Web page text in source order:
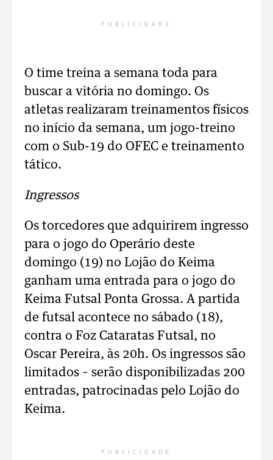
PUBLICIDADE
O time treina a semana toda para
buscar a vitória no domingo. Os
atletas realizaram treinamentos físicos
no início da semana, um jogo-treino
com o Sub-19 do OFEC e treinamento
tático.
Ingressos
Os torcedores que adquirirem ingresso
para o jogo do Operário deste
domingo (19) no Lojão do Keima
ganham uma entrada para o jogo do
Keima Futsal Ponta Grossa. A partida
de futsal acontece no sábado (18),
contra o Foz Cataratas Futsal, no
Oscar Pereira, às 20h. Os ingressos são
limitados – serão disponibilizadas 200
entradas, patrocinadas pelo Lojão do
Keima.
PUBLICIDADE